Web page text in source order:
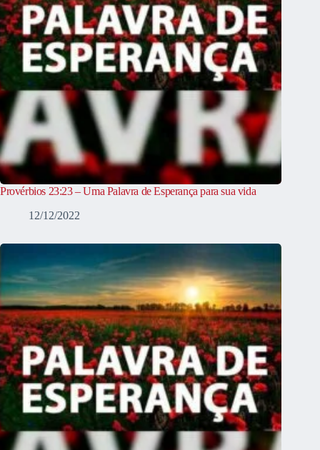
Provérbios 23:23 – Uma Palavra de Esperança para sua vida
12/12/2022